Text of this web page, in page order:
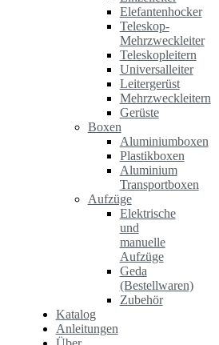
Elefantenhocker
Teleskop-
Mehrzweckleiter
Teleskopleitern
Universalleiter
Leitergerüst
Mehrzweckleitern
Gerüste
Boxen
Aluminiumboxen
Plastikboxen
Aluminium
Transportboxen
Aufzüge
Elektrische
und
manuelle
Aufzüge
Geda
(Bestellwaren)
Zubehör
Katalog
Anleitungen